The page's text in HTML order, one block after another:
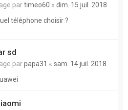
partimeo60 « dim. 15 juil. 2018
téléphone choisir ?
sd
parpapa31 « sam. 14 juil. 2018